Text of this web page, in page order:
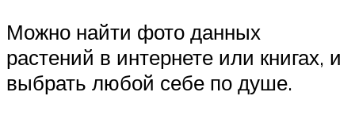
Можно найти фото данных
растений в интернете или книгах, и
выбрать любой себе по душе.